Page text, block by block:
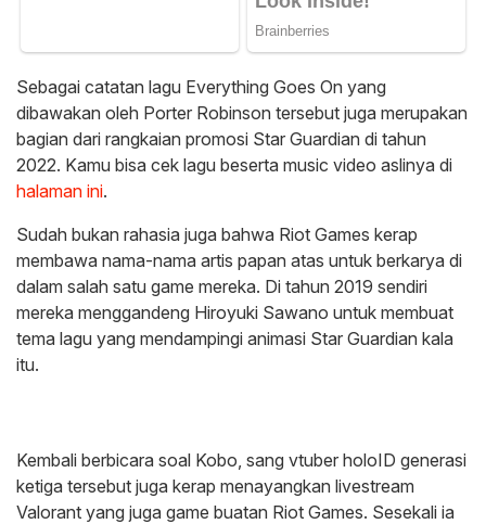
Sebagai catatan lagu Everything Goes On yang
dibawakan oleh Porter Robinson tersebut juga merupakan
bagian dari rangkaian promosi Star Guardian di tahun
2022. Kamu bisa cek lagu beserta music video aslinya di
halaman ini.
Sudah bukan rahasia juga bahwa Riot Games kerap
membawa nama-nama artis papan atas untuk berkarya di
dalam salah satu game mereka. Di tahun 2019 sendiri
mereka menggandeng Hiroyuki Sawano untuk membuat
tema lagu yang mendampingi animasi Star Guardian kala
itu.
Kembali berbicara soal Kobo, sang vtuber holoID generasi
ketiga tersebut juga kerap menayangkan livestream
Valorant yang juga game buatan Riot Games. Sesekali ia